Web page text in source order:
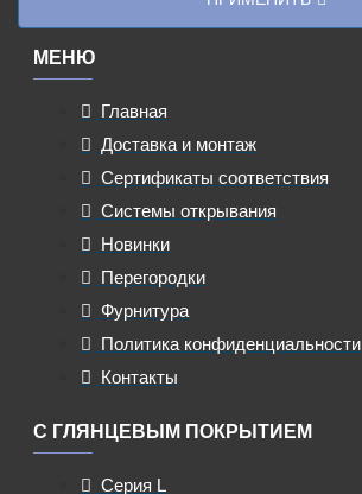
МЕНЮ
Главная
Доставка и монтаж
Сертификаты соответствия
Системы открывания
Новинки
Перегородки
Фурнитура
Политика конфиденциальности
Контакты
С ГЛЯНЦЕВЫМ ПОКРЫТИЕМ
Серия L